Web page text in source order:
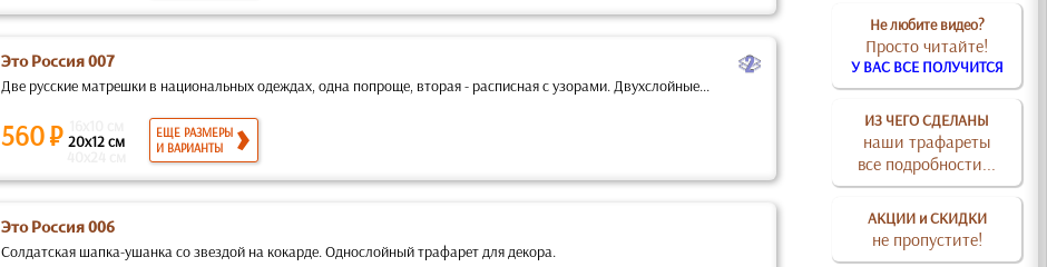
Не любите видео?
Просто читайте!
У ВАС ВСЕ ПОЛУЧИТСЯ
ИЗ ЧЕГО СДЕЛАНЫ
наши трафареты
все подробности...
АКЦИИ и СКИДКИ
не пропустите!
Это Россия 007 b
Две русские матрешки в национальных одеждах, одна попроще, вторая - расписная с узорами. Двухслойные...
560 ₽ 20x12 см
ЕЩЕ РАЗМЕРЫ
И ВАРИАНТЫ
Это Россия 006
Солдатская шапка-ушанка со звездой на кокарде. Однослойный трафарет для декора.